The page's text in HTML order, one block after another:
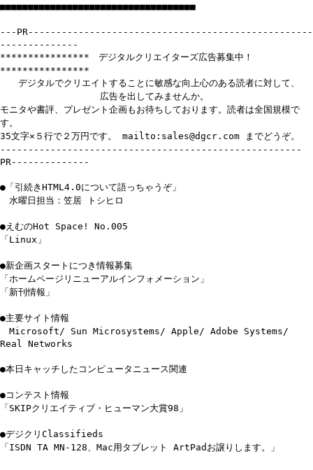
■■■■■■■■■■■■■■■■■■■■■■■■■■■■■■■■■■■
---PR---------------------------------------------------
--------------
**************** デジタルクリエイターズ広告募集中！
****************
デジタルでクリエイトすることに敏感な向上心のある読者に対して、
広告を出してみませんか。
モニタや書評、プレゼント企画もお待ちしております。読者は全国規模で
す。
35文字×５行で２万円です。 mailto:sales@dgcr.com までどうぞ。
------------------------------------------------------
PR--------------
●「引続きHTML4.0について語っちゃうぞ」
水曜日担当：笠居 トシヒロ
●えむのHot Space! No.005
「Linux」
●新企画スタートにつき情報募集
「ホームページリニューアルインフォメーション」
「新刊情報」
●主要サイト情報
Microsoft/ Sun Microsystems/ Apple/ Adobe Systems/
Real Networks
●本日キャッチしたコンピュータニュース関連
●コンテスト情報
「SKIPクリエイティブ・ヒューマン大賞98」
●デジクリClassifieds
「ISDN TA MN-128、Mac用タブレット ArtPadお譲りします。」